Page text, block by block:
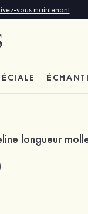
vous maintenant
longueur